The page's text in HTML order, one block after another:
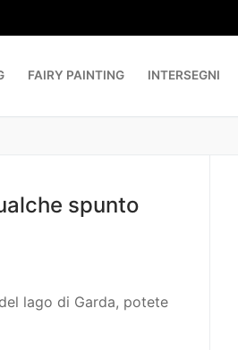
FAIRY PAINTING INTERSEGNI
spunto
lago di Garda, potete